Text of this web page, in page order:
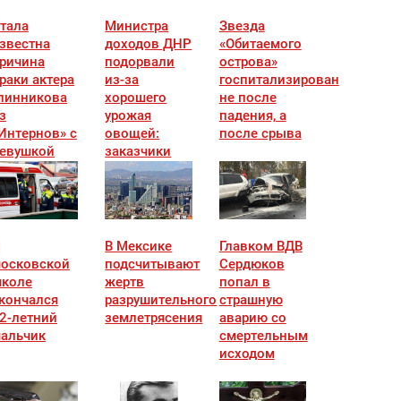
актера
с
Министра
доходов ДНР
подорвали
из-за
хорошего
урожая
овощей:
заказчики
известны
Звезда
«Обитаемого
острова»
госпитализирован
не после
падения, а
после срыва
летний
В Мексике
подсчитывают
жертв
разрушительного
землетрясения
Главком ВДВ
Сердюков
попал в
страшную
аварию со
смертельным
исходом